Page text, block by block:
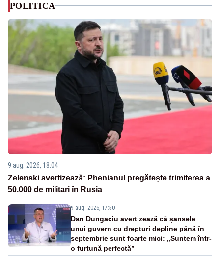
POLITICA
9 aug. 2026, 18:04
Zelenski avertizează: Phenianul pregătește trimiterea a
50.000 de militari în Rusia
9 aug. 2026, 17:50
Dan Dungaciu avertizează că șansele
unui guvern cu drepturi depline până în
septembrie sunt foarte mici: „Suntem într-
o furtună perfectă”